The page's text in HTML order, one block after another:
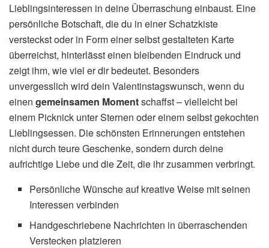
Lieblingsinteressen in deine Überraschung einbaust. Eine
persönliche Botschaft, die du in einer Schatzkiste
versteckst oder in Form einer selbst gestalteten Karte
überreichst, hinterlässt einen bleibenden Eindruck und
zeigt ihm, wie viel er dir bedeutet. Besonders
unvergesslich wird dein Valentinstagswunsch, wenn du
einen gemeinsamen Momentschaffst – vielleicht bei
einem Picknick unter Sternen oder einem selbst gekochten
Lieblingsessen. Die schönsten Erinnerungen entstehen
nicht durch teure Geschenke, sondern durch deine
aufrichtige Liebe und die Zeit, die ihr zusammen verbringt.
Persönliche Wünsche auf kreative Weise mit seinen
Interessen verbinden
Handgeschriebene Nachrichten in überraschenden
Verstecken platzieren